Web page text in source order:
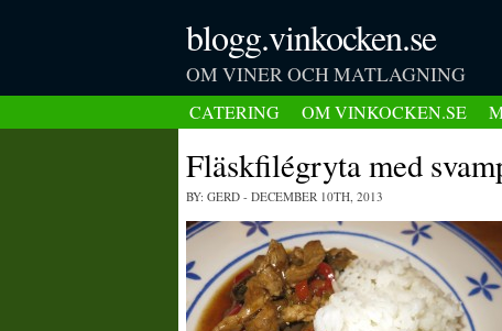
blogg.vinkocken.se
OM VINER OCH MATLAGNING
CATERING OM VINKOCKEN.SE
Fläskfilégryta med
BY: GERD - DECEMBER 10TH, 2013